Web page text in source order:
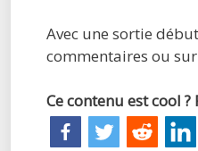
Avec une sortie
commentaires ou sur
Ce contenu est cool ?